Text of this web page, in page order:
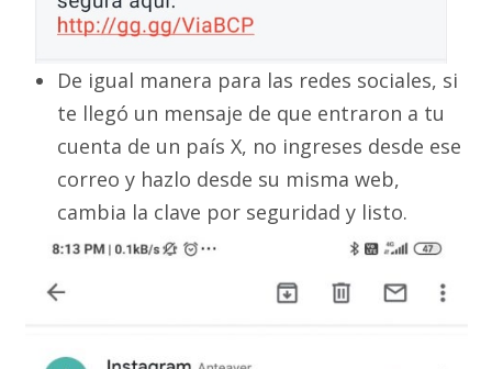
De igual manera para las redes sociales, si
te llegó un mensaje de que entraron a tu
cuenta de un país X, no ingreses desde ese
correo y hazlo desde su misma web,
cambia la clave por seguridad y listo.